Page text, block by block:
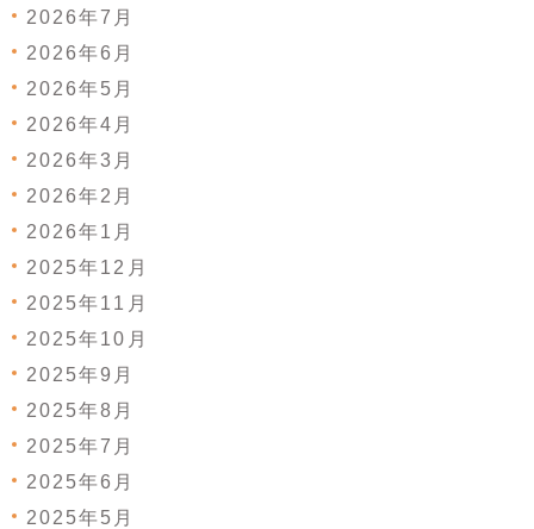
2026年7月
2026年6月
2026年5月
2026年4月
2026年3月
2026年2月
2026年1月
2025年12月
2025年11月
2025年10月
2025年9月
2025年8月
2025年7月
2025年6月
2025年5月